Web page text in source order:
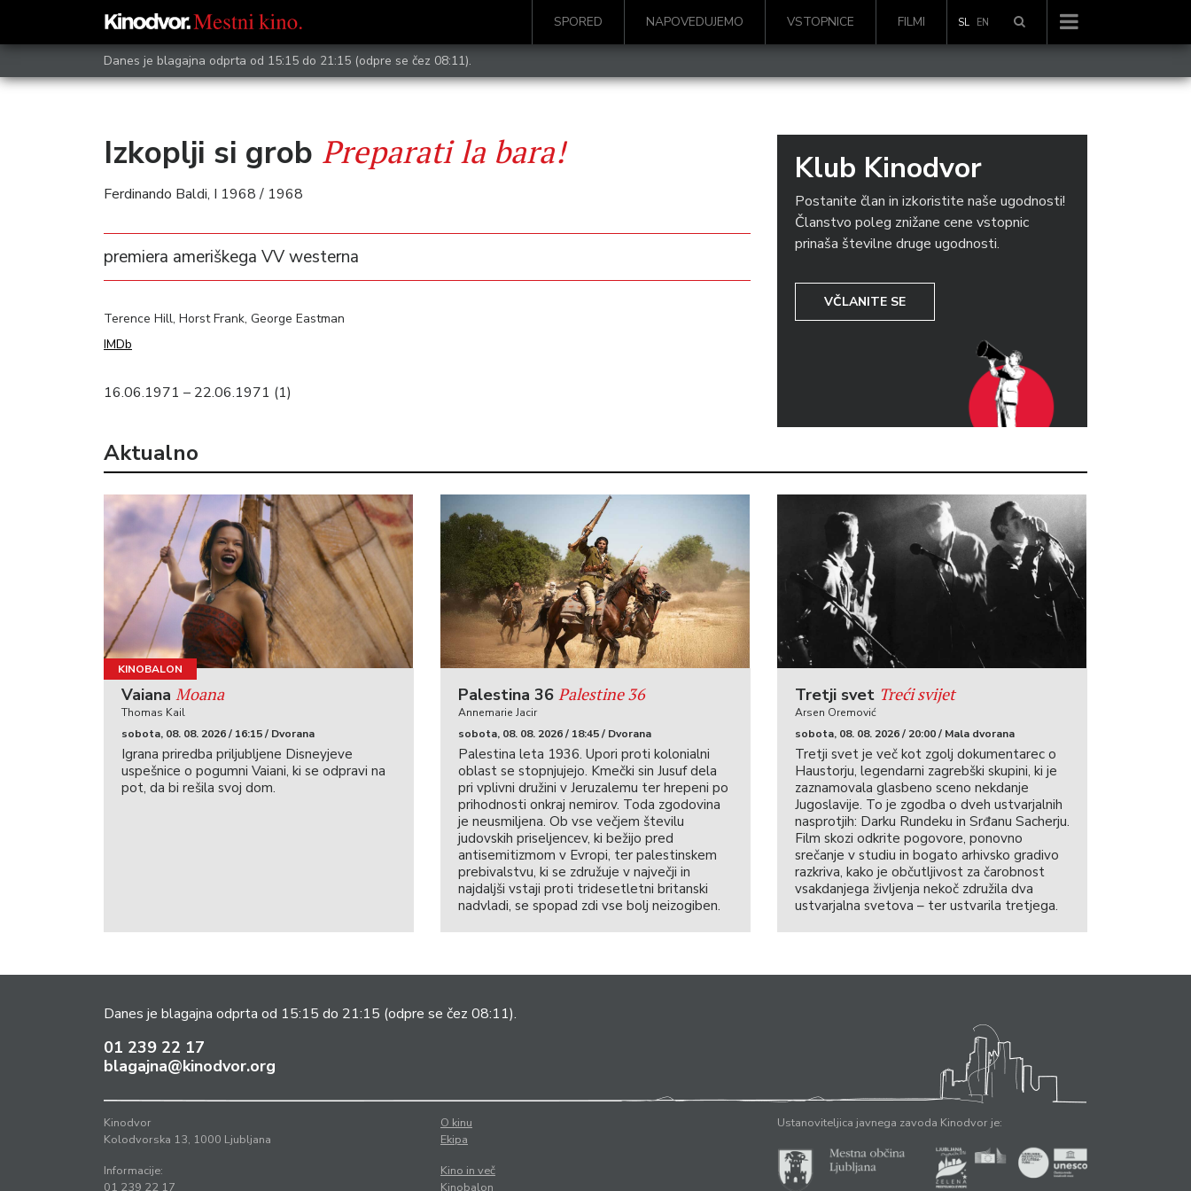
SPORED NAPOVEDUJEMO VSTOPNICE FILMI SL EN
Danes je blagajna odprta od 15:15 do 21:15 (odpre se čez 08:11).
Izkoplji si grob Preparati la bara!
Ferdinando Baldi, I 1968 / 1968
premiera ameriškega VV westerna
Terence Hill, Horst Frank, George Eastman
IMDb
16.06.1971 – 22.06.1971 (1)
Klub Kinodvor
Postanite član in izkoristite naše ugodnosti!
Članstvo poleg znižane cene vstopnic
prinaša številne druge ugodnosti.
VČLANITE SE
Aktualno
KINOBALON
Vaiana Moana
Thomas Kail
sobota, 08. 08. 2026 / 16:15 / Dvorana
Igrana priredba priljubljene Disneyjeve
uspešnice o pogumni Vaiani, ki se odpravi na
pot, da bi rešila svoj dom.
Palestina 36 Palestine 36
Annemarie Jacir
sobota, 08. 08. 2026 / 18:45 / Dvorana
Palestina leta 1936. Upori proti kolonialni
oblast se stopnjujejo. Kmečki sin Jusuf dela
pri vplivni družini v Jeruzalemu ter hrepeni po
prihodnosti onkraj nemirov. Toda zgodovina
je neusmiljena. Ob vse večjem številu
judovskih priseljencev, ki bežijo pred
antisemitizmom v Evropi, ter palestinskem
prebivalstvu, ki se združuje v največji in
najdaljši vstaji proti tridesetletni britanski
nadvladi, se spopad zdi vse bolj neizogiben.
Tretji svet Treći svijet
Arsen Oremović
sobota, 08. 08. 2026 / 20:00 / Mala dvorana
Tretji svet je več kot zgolj dokumentarec o
Haustorju, legendarni zagrebški skupini, ki je
zaznamovala glasbeno sceno nekdanje
Jugoslavije. To je zgodba o dveh ustvarjalnih
nasprotjih: Darku Rundeku in Srđanu Sacherju.
Film skozi odkrite pogovore, ponovno
srečanje v studiu in bogato arhivsko gradivo
razkriva, kako je občutljivost za čarobnost
vsakdanjega življenja nekoč združila dva
ustvarjalna svetova – ter ustvarila tretjega.
Danes je blagajna odprta od 15:15 do 21:15 (odpre se čez 08:11).
01 239 22 17
blagajna@kinodvor.org
Kinodvor
Kolodvorska 13, 1000 Ljubljana
Informacije:
01 239 22 17
O kinu
Ekipa
Kino in več
Kinobalon
Ustanoviteljica javnega zavoda Kinodvor je: